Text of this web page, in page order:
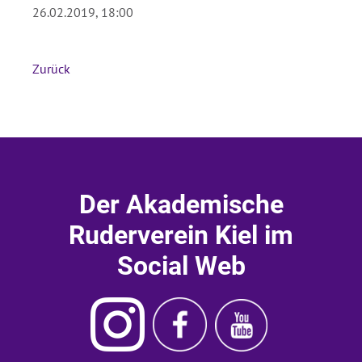
Absenden
26.02.2019, 18:00
Zurück
Der Akademische
Ruderverein Kiel im
Social Web
Instagram
Akademischer
Ruderverein
Ruderverein
Kiel
Facebook
Kiel
Youtube